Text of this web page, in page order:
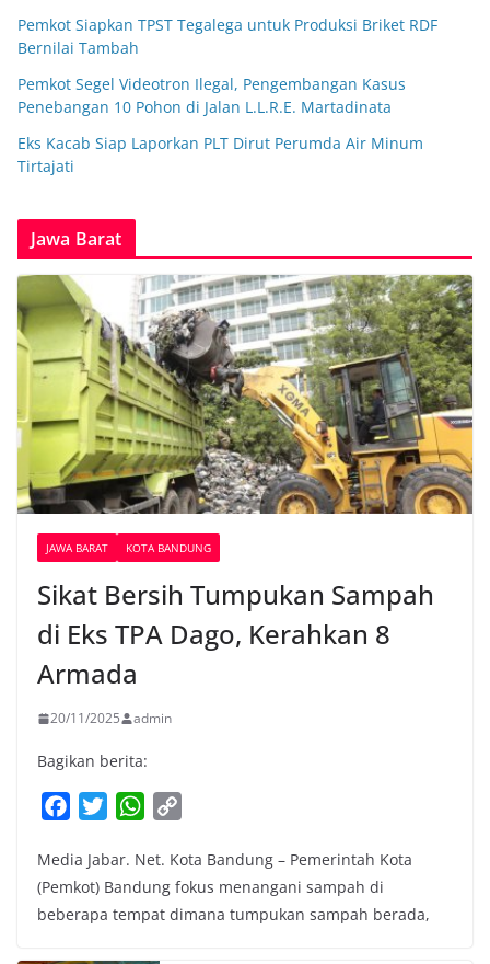
Pemkot Siapkan TPST Tegalega untuk Produksi Briket RDF
Bernilai Tambah
Pemkot Segel Videotron Ilegal, Pengembangan Kasus
Penebangan 10 Pohon di Jalan L.L.R.E. Martadinata
Eks Kacab Siap Laporkan PLT Dirut Perumda Air Minum
Tirtajati
Jawa Barat
JAWA BARAT KOTA BANDUNG
Sikat Bersih Tumpukan Sampah
di Eks TPA Dago, Kerahkan 8
Armada
20/11/2025 admin
Bagikan berita:
c
e
b
i
t
t
W
a
t
s
p
y
L
Media Jabar. Net. Kota Bandung – Pemerintah Kota
(Pemkot) Bandung fokus menangani sampah di
beberapa tempat dimana tumpukan sampah berada,